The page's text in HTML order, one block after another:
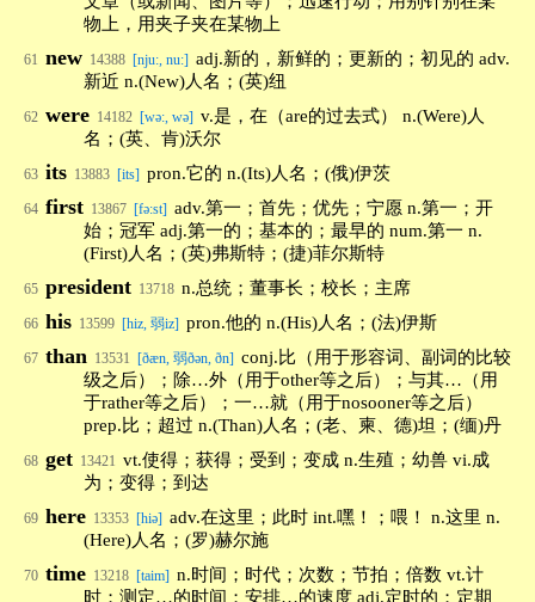
物上，用夹子夹在某物上
61 new 14388 [nju:, nu:] adj.新的，新鲜的；更新的；初见的 adv.
新近 n.(New)人名；(英)纽
62 were 14182 [wə:, wə] v.是，在（are的过去式） n.(Were)人
名；(英、肯)沃尔
63 its 13883 [its] pron.它的 n.(Its)人名；(俄)伊茨
64 first 13867 [fə:st] adv.第一；首先；优先；宁愿 n.第一；开
始；冠军 adj.第一的；基本的；最早的 num.第一 n.
(First)人名；(英)弗斯特；(捷)菲尔斯特
65 president 13718 n.总统；董事长；校长；主席
66 his 13599 [hiz, 弱iz] pron.他的 n.(His)人名；(法)伊斯
67 than 13531 [ðæn, 弱ðən, ðn] conj.比（用于形容词、副词的比较
级之后）；除…外（用于other等之后）；与其…（用
于rather等之后）；一…就（用于nosooner等之后）
prep.比；超过 n.(Than)人名；(老、柬、德)坦；(缅)丹
68 get 13421 vt.使得；获得；受到；变成 n.生殖；幼兽 vi.成
为；变得；到达
69 here 13353 [hiə] adv.在这里；此时 int.嘿！；喂！ n.这里 n.
(Here)人名；(罗)赫尔施
70 time 13218 [taim] n.时间；时代；次数；节拍；倍数 vt.计
时；测定…的时间；安排…的速度 adj.定时的；定期